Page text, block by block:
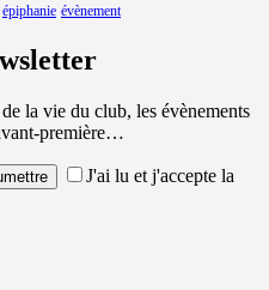
épiphanie évènement
la vie du club, les évènements
première…
J'ai lu et j'accepte la